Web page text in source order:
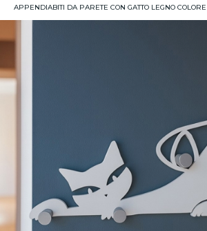
APPENDIABITI DA PARETE CON GATTO LEGNO